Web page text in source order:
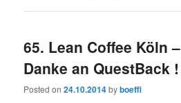
65. Lean Coffee Köln –
Danke an QuestBack !
Posted on24.10.2014byboeffi